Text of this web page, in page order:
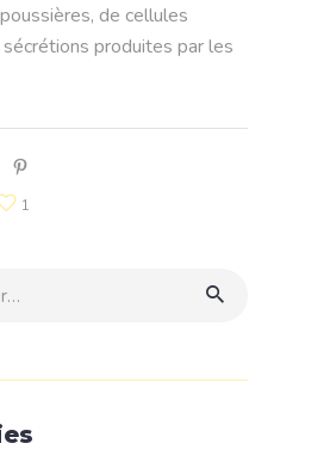
de cellules
produites par les
1